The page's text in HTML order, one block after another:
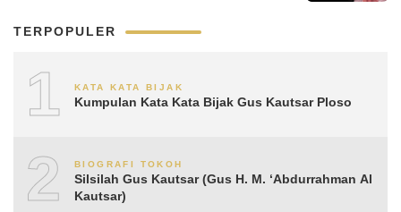
TERPOPULER
1 KATA KATA BIJAK
Kumpulan Kata Kata Bijak Gus Kautsar Ploso
2 BIOGRAFI TOKOH
Silsilah Gus Kautsar (Gus H. M. ‘Abdurrahman Al
Kautsar)